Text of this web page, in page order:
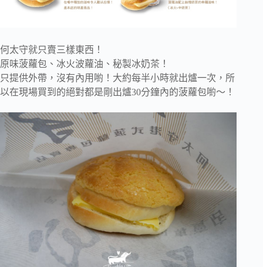
何太守就只賣三樣東西！
原味菠蘿包、冰火波蘿油、秘製冰奶茶！
只提供外帶，沒有內用喲！大約每半小時就出爐一次，所
以在現場買到的絕對都是剛出爐30分鐘內的菠蘿包喲～！